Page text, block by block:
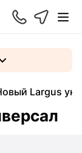
Largus